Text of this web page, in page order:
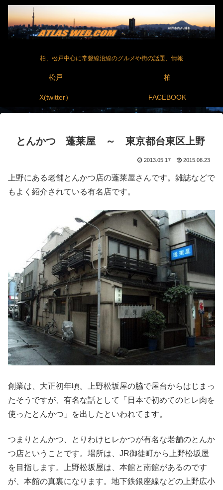
柏、松戸中心に常磐線沿線のグルメや街の話題、情報
松戸 柏
X(twitter） FACEBOOK
とんかつ 蓬莱屋 ～ 東京都台東区上野
2013.05.17 2015.08.23
上野にある老舗とんかつ店の蓬莱屋さんです。雑誌などで
もよく紹介されている有名店です。
創業は、大正初年頃。上野松坂屋の脇で屋台からはじまっ
たそうですが、有名な話として「日本で初めてのヒレ肉を
使ったとんかつ」を出したといわれてます。
つまりとんかつ、とりわけヒレかつが有名な老舗のとんか
つ店ということです。場所は、JR御徒町から上野松坂屋
を目指します。上野松坂屋は、本館と南館があるのです
が、本館の真裏になります。地下鉄銀座線などの上野広小